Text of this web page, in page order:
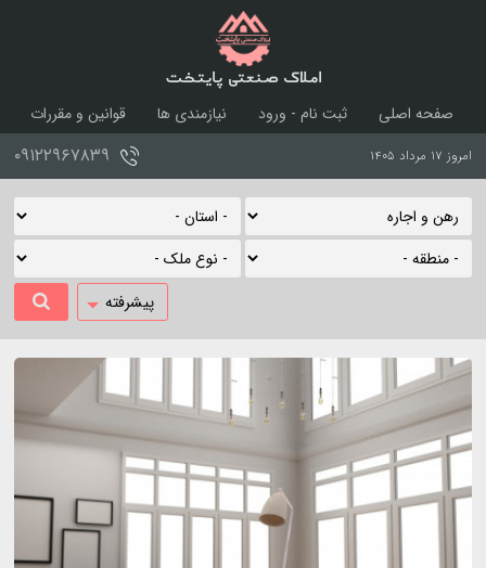
املاک صنعتی پایتخت
صفحه اصلی ثبت نام - ورود نیازمندی ها
قوانین و مقررات
امروز ۱۷ مرداد ۱۴۰۵ ۰۹۱۲۲۹۶۷۸۳۹
پیشرفته